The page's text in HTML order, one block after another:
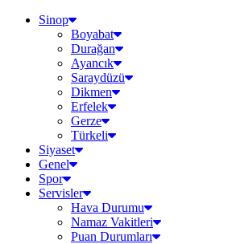
Sinop
Boyabat
Durağan
Ayancık
Saraydüzü
Dikmen
Erfelek
Gerze
Türkeli
Siyaset
Genel
Spor
Servisler
Hava Durumu
Namaz Vakitleri
Puan Durumları